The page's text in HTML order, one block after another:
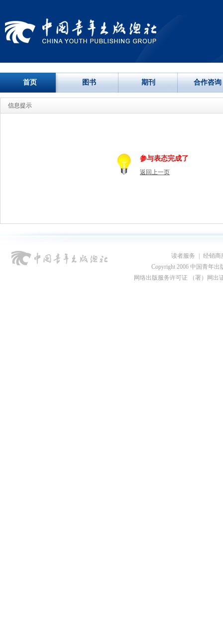
首页 图书 期刊 合作咨询
信息提示
参与表态完成了
返回上一页
读者服务
经销商
Copyright 2006 中国青年出
网络出版服务许可证 （署）网出